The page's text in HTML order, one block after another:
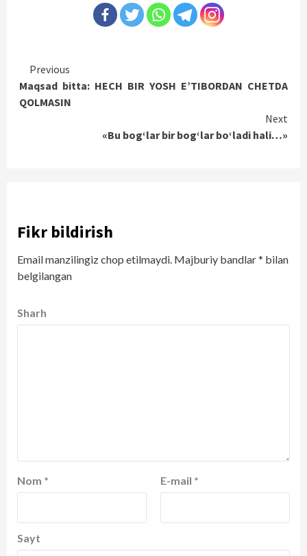
Continue
Reading
Previous
Maqsad bitta: HECH BIR YOSH E’TIBORDAN CHETDA
QOLMASIN
Next
«Bu bog‘lar bir bog‘lar bo‘ladi hali…»
Fikr bildirish
Email manzilingiz chop etilmaydi. Majburiy bandlar* bilan
belgilangan
Sharh
Nom * E-mail *
Sayt